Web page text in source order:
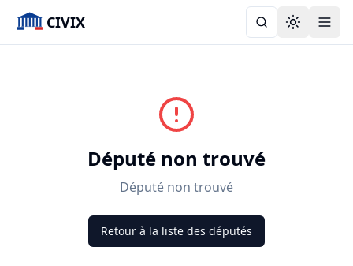
CIVIX Toggle
Député non trouvé
Député non trouvé
Retour à la liste des députés